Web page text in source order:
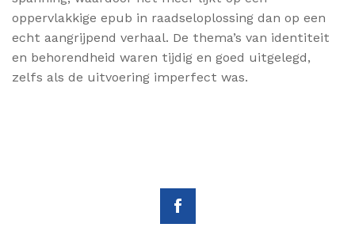
oppervlakkige epub in raadseloplossing dan op een
echt aangrijpend verhaal. De thema’s van identiteit
en behorendheid waren tijdig en goed uitgelegd,
zelfs als de uitvoering imperfect was.